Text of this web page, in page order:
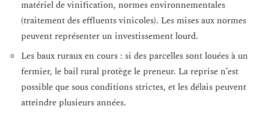
matériel de vinification, normes environnementales
(traitement des effluents vinicoles). Les mises aux normes
peuvent représenter un investissement lourd.
Les baux ruraux en cours : si des parcelles sont louées à un
fermier, le bail rural protège le preneur. La reprise n’est
possible que sous conditions strictes, et les délais peuvent
atteindre plusieurs années.